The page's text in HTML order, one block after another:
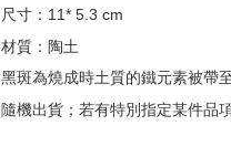
尺寸：11* 5.3 cm
材質：陶土
黑斑為燒成時土質的鐵元素被帶
隨機出貨；若有特別指定某件品